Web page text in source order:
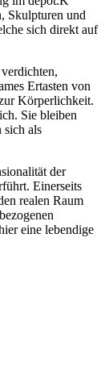
Skulpturen und
sich direkt auf
Ertasten von
Körperlichkeit.
Sie bleiben
sich als
der
Einerseits
realen Raum
eine lebendige